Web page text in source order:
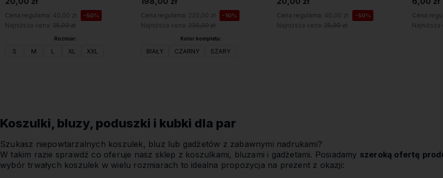
Cena regularna: 40,00 zł -50%
Najniższa cena: 25,00 zł
Rozmiar:
S M L XL XXL
Cena regularna: 220,00 zł -10%
Najniższa cena: 220,00 zł
Kolor kompletu:
BIAŁY CZARNY SZARY
Cena regularna: 40,00 zł -50%
Najniższa cena: 25,00 zł
Cena
Najniższa
Koszulki, bluzy, poduszki i kubki dla par
Szukasz niepowtarzalnych koszulek, bluz lub gadżetów z zabawnymi nadrukami?
W takim razie sprawdź co oferuje nasz sklep z koszulkami, bluzami i gadżetami. Posiadamy szeroką ofertę
wybór trwałych koszulek w wielu rozmiarach to idealna propozycja na prezent z okazji: